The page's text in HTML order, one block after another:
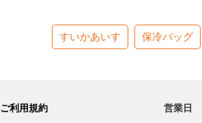
すいかあいす 保冷バッグ
ご利用規約 営業日